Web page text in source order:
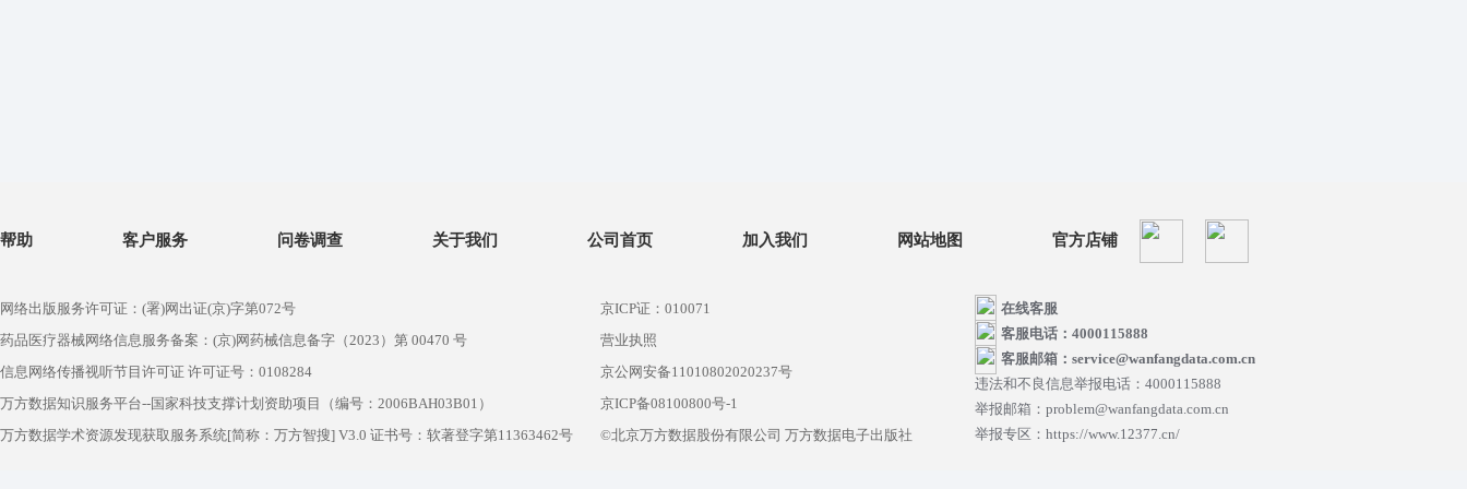
帮助 客户服务 问卷调查 关于我们 公司首页 加入我们 网站地图 官方店铺
网络出版服务许可证：(署)网出证(京)字第072号
药品医疗器械网络信息服务备案：(京)网药械信息备字（2023）第 00470 号
信息网络传播视听节目许可证 许可证号：0108284
万方数据知识服务平台--国家科技支撑计划资助项目（编号：2006BAH03B01）
万方数据学术资源发现获取服务系统[简称：万方智搜] V3.0 证书号：软著登字第11363462号
京ICP证：010071
营业执照
京公网安备11010802020237号
京ICP备08100800号-1
©北京万方数据股份有限公司 万方数据电子出版社
在线客服
客服电话：4000115888
客服邮箱：service@wanfangdata.com.cn
违法和不良信息举报电话：4000115888
举报邮箱：problem@wanfangdata.com.cn
举报专区：https://www.12377.cn/